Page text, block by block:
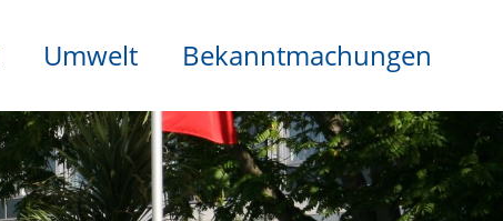
Umwelt Bekanntmachungen